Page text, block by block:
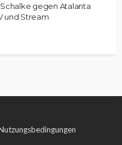
gegen Atalanta
und Stream